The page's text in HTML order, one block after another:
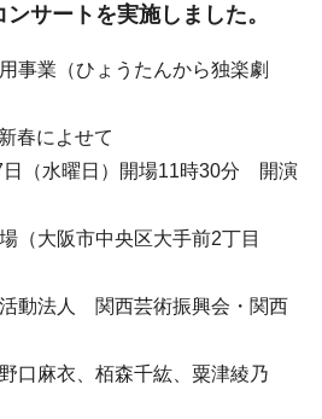
サートを実施しました。
事業（ひょうたんから独楽劇
春によせて
日（水曜日）開場11時30分 開演
場（大阪市中央区大手前2丁目
活動法人 関西芸術振興会・関西
口麻衣、栢森千紘、粟津綾乃